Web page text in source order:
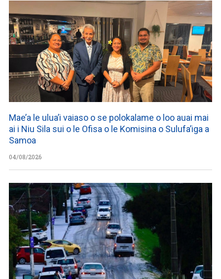
Mae’a le ulua’i vaiaso o se polokalame o loo auai mai
ai i Niu Sila sui o le Ofisa o le Komisina o Sulufa’iga a
Samoa
04/08/2026